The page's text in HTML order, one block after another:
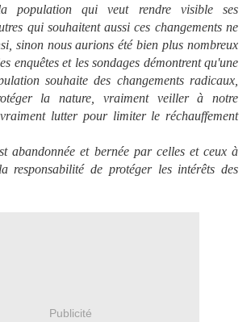
population qui veut rendre visible ses
qui souhaitent aussi ces changements ne
sinon nous aurions été bien plus nombreux
enquêtes et les sondages démontrent qu'une
souhaite des changements radicaux,
la nature, vraiment veiller à notre
lutter pour limiter le réchauffement
abandonnée et bernée par celles et ceux à
responsabilité de protéger les intérêts des
Publicité